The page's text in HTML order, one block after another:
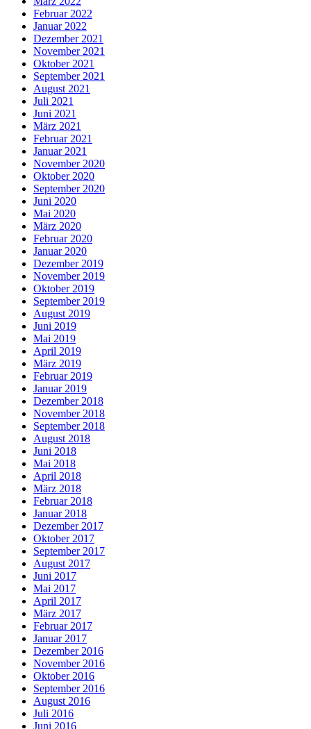
Februar 2022
Januar 2022
Dezember 2021
November 2021
Oktober 2021
September 2021
August 2021
Juli 2021
Juni 2021
März 2021
Februar 2021
Januar 2021
November 2020
Oktober 2020
September 2020
Juni 2020
Mai 2020
März 2020
Februar 2020
Januar 2020
Dezember 2019
November 2019
Oktober 2019
September 2019
August 2019
Juni 2019
Mai 2019
April 2019
März 2019
Februar 2019
Januar 2019
Dezember 2018
November 2018
September 2018
August 2018
Juni 2018
Mai 2018
April 2018
März 2018
Februar 2018
Januar 2018
Dezember 2017
Oktober 2017
September 2017
August 2017
Juni 2017
Mai 2017
April 2017
März 2017
Februar 2017
Januar 2017
Dezember 2016
November 2016
Oktober 2016
September 2016
August 2016
Juli 2016
Juni 2016